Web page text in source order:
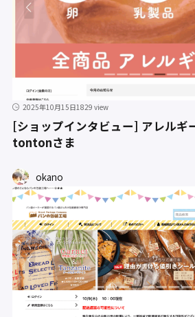
2025年10月15日1829 view
[ショップインタビュー] アレルギ
tontonさま
okano